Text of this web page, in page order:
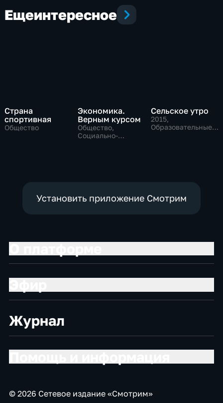
Ещеинтересное
Страна
спортивная
Общество
Экономика.
Верным курсом
Общество,
Социально-
Сельское утро
2015,
Образовательные,
Установить приложение Смотрим
Журнал
© 2026 Сетевое издание «Смотрим»